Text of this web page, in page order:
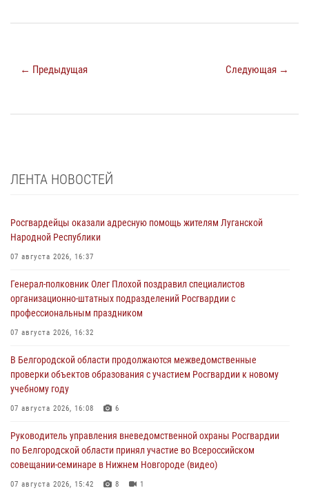
← Предыдущая Следующая →
ЛЕНТА НОВОСТЕЙ
Росгвардейцы оказали адресную помощь жителям Луганской
Народной Республики
07 августа 2026, 16:37
Генерал-полковник Олег Плохой поздравил специалистов
организационно-штатных подразделений Росгвардии с
профессиональным праздником
07 августа 2026, 16:32
В Белгородской области продолжаются межведомственные
проверки объектов образования с участием Росгвардии к новому
учебному году
07 августа 2026, 16:08 6
Руководитель управления вневедомственной охраны Росгвардии
по Белгородской области принял участие во Всероссийском
совещании-семинаре в Нижнем Новгороде (видео)
07 августа 2026, 15:42 8 1